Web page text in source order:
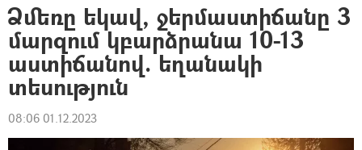
Ձմեռը եկավ, ջերմաստիճանը 3
մարզում կբարձրանա 10-13
աստիճանով. եղանակի
տեսություն
08:06 01.12.2023